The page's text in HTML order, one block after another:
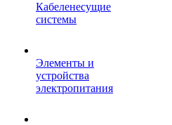
Кабеленесущие
системы
Элементы и
устройства
электропитания